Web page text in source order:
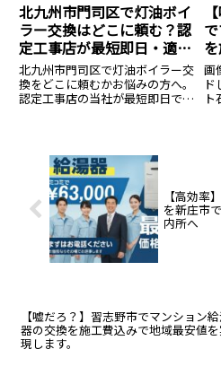
北九州市門司区で灯油ボイ
ラー交換はどこに頼む？認
定工事店が最短即日・適正
価格で対応
北九州市門司区で灯油ボイラー交
換をどこに頼むかお悩みの方へ。
認定工事店の当社が最短即日で出
事費込みの適正価格で施工。見積
もり無料。
画
ド
【高効率
を新庄市
内所へ
【嘘だろ？】習志野市でマンション
器の交換を施工費込みで地域最安値
現します。